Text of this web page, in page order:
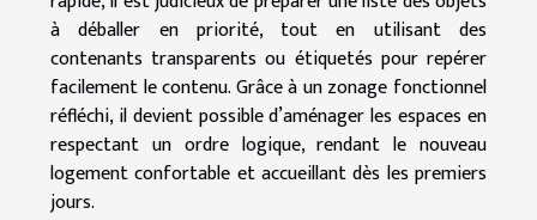
à déballer en priorité, tout en utilisant des
contenants transparents ou étiquetés pour repérer
facilement le contenu. Grâce à un zonage fonctionnel
réfléchi, il devient possible d’aménager les espaces en
respectant un ordre logique, rendant le nouveau
logement confortable et accueillant dès les premiers
jours.